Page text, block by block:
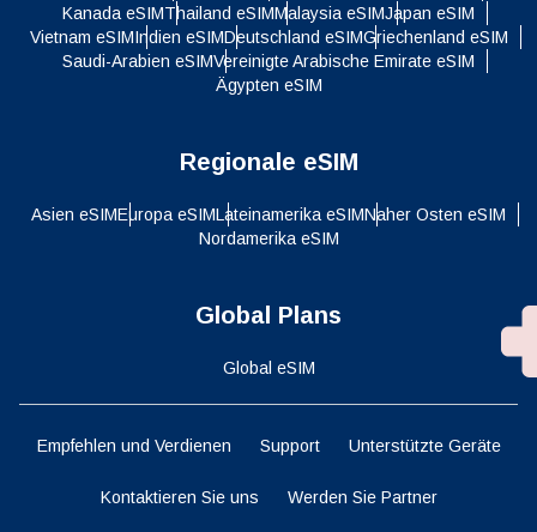
Kanada eSIMThailand eSIMMalaysia eSIMJapan eSIM
Vietnam eSIMIndien eSIMDeutschland eSIMGriechenland eSIM
Saudi-Arabien eSIMVereinigte Arabische Emirate eSIM
Ägypten eSIM
Regionale eSIM
Asien eSIMEuropa eSIMLateinamerika eSIMNaher Osten eSIM
Nordamerika eSIM
Global Plans
Global eSIM
Empfehlen und Verdienen Support Unterstützte Geräte
Kontaktieren Sie uns Werden Sie Partner